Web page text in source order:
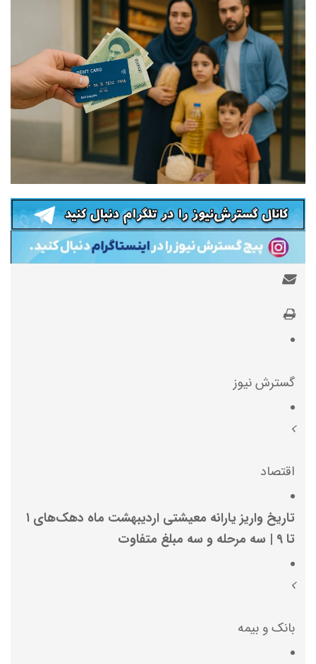
گسترش نیوز
اقتصاد
تاریخ واریز یارانه معیشتی اردیبهشت ماه دهک‌های ۱
تا ۹ | سه مرحله و سه مبلغ متفاوت
بانک و بیمه